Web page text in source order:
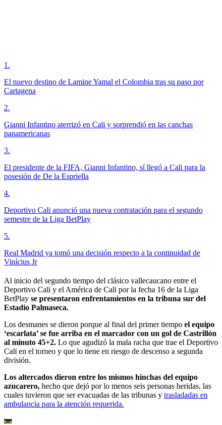
1 .
El nuevo destino de Lamine Yamal el Colombia tras su paso por
Cartagena
2.
Gianni Infantino aterrizó en Cali y sorprendió en las canchas
panamericanas
3.
El presidente de la FIFA, Gianni Infantino, sí llegó a Cali para la
posesión de De la Espriella
4.
Deportivo Cali anunció una nueva contratación para el segundo
semestre de la Liga BetPlay
5.
Real Madrid ya tomó una decisión respecto a la continuidad de
Vinícius Jr
Al inicio del segundo tiempo del clásico vallecaucano entre el
Deportivo Cali y el América de Cali por la fecha 16 de la Liga
BetPlay se presentaron enfrentamientos en la tribuna sur del
Estadio Palmaseca.
Los desmanes se dieron porque al final del primer tiempo el equipo
‘escarlata’ se fue arriba en el marcador con un gol de Castrillón
al minuto 45+2. Lo que agudizó la mala racha que trae el Deportivo
Cali en el torneo y que lo tiene en riesgo de descenso a segunda
división.
Los altercados dieron entre los mismos hinchas del equipo
azucarero, hecho que dejó por lo menos seis personas heridas, las
cuales tuvieron que ser evacuadas de las tribunas y trasladadas en
ambulancia para la atención requerida.